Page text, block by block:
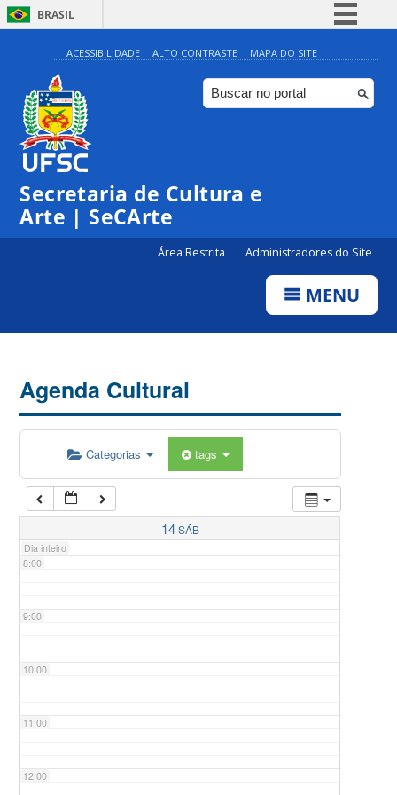
BRASIL
Simplifique!
Comunica BR
Participe
ACESSIBILIDADE ALTO CONTRASTE MAPA DO SITE
Secretaria de Cultura e
Arte | SeCArte
Área Restrita Administradores do Site
MENU
Agenda Cultural
Categorias tags
14SÁB
Dia inteiro
0:00
1:00
5:00
7:00
8:00
9:00
10:00
11:00
12:00